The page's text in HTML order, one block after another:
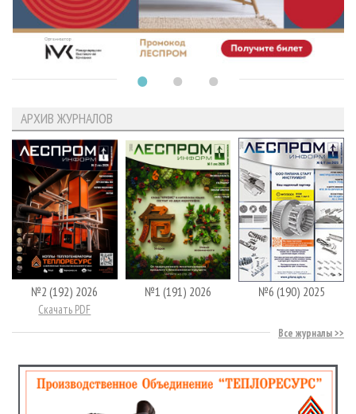
АРХИВ ЖУРНАЛОВ
№2 (192) 2026
Скачать PDF
№1 (191) 2026 №6 (190) 2025
Все журналы